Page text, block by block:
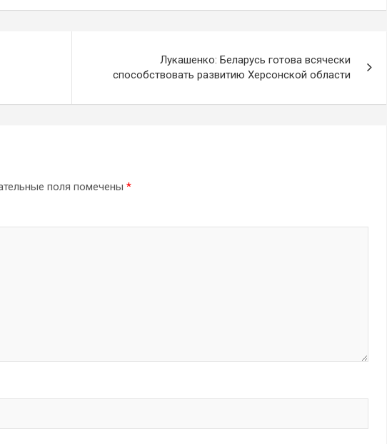
Лукашенко: Беларусь готова всячески
способствовать развитию Херсонской области
поля помечены *